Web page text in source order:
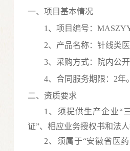
一、项目基本情况
1、项目编号：
2、 产品名称：针线类
3、采购方式：院内公
4、合同服务期限：2年。
二、资质要求
1、须提供生产企业“
证”、相应业务授权书和法
2、须属于“安徽省医